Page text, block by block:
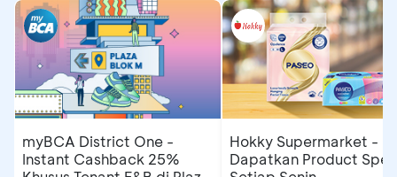
myBCA District One -
Instant Cashback 25%
Hokky Supermarket -
Dapatkan Product